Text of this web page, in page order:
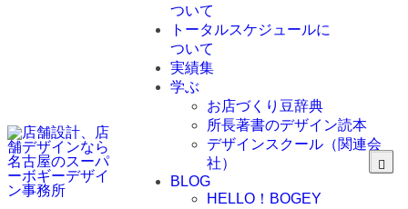
ついて
トータルスケジュールに
ついて
実績集
学ぶ
お店づくり豆辞典
所長著書のデザイン読本
デザインスクール（関連会
社）
BLOG
HELLO！BOGEY